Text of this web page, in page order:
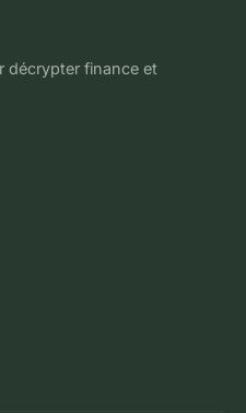
décrypter finance et